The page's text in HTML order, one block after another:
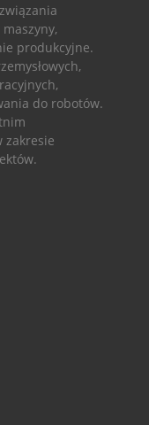
produkcyjne.
do robotów.
zakresie